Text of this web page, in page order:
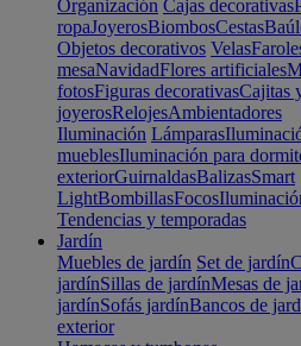
Organización Cajas decorativas
ropaJoyerosBiombosCestas
Objetos decorativos Velas
mesaNavidadFlores artificiales
fotosFiguras decorativasCajitas
joyerosRelojesAmbientadores
Iluminación Lámparas
mueblesIluminación para
exteriorGuirnaldasBalizasSmart
LightBombillasFocos
Tendencias y temporadas
Jardín
Muebles de jardín Set de jardín
jardínSillas de jardínMesas de
jardínSofás jardínBancos de
exterior